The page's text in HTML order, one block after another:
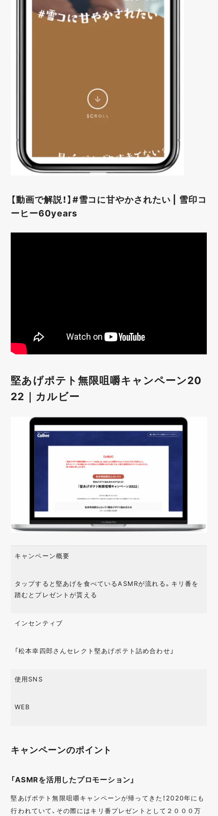
【動画で解説！】#雪コに甘やかされたい | 雪印コ
ーヒー60years
堅あげポテト無限咀嚼キャンペーン20
22｜カルビー
キャンペーン概要
タップすると堅あげを食べているASMRが流れる。キリ番を
踏むとプレゼントが貰える
インセンティブ
「松本幸四郎さんセレクト堅あげポテト詰め合わせ」
使用SNS
WEB
キャンペーンのポイント
「ASMRを活用したプロモーション」
堅あげポテト無限咀嚼キャンペーンが帰ってきた！2020年にも
行われていて、その際にはキリ番プレゼントとして２０００万